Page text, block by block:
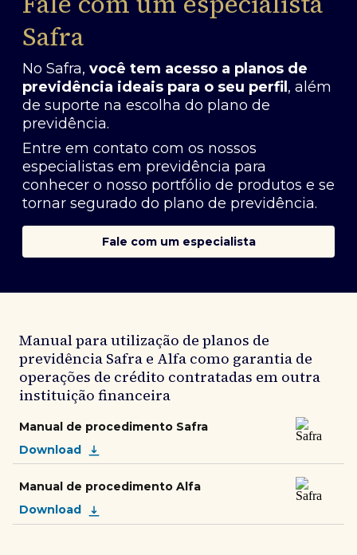
Safra
No Safra, você tem acesso a planos de
previdência ideais para o seu perfil , além
de suporte na escolha do plano de
previdência.
Entre em contato com os nossos
especialistas em previdência para
conhecer o nosso portfólio de produtos e se
tornar segurado do plano de previdência.
Fale com um especialista
Manual para utilização de planos de
previdência Safra e Alfa como garantia de
operações de crédito contratadas em outra
instituição financeira
Manual de procedimento Safra
Download
Manual de procedimento Alfa
Download